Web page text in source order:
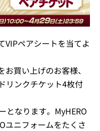
VIPペアシートを当てよ
買い上げのお客様、
リンクチケット4枚付
となります。MyHERO
ユニフォームをたくさ